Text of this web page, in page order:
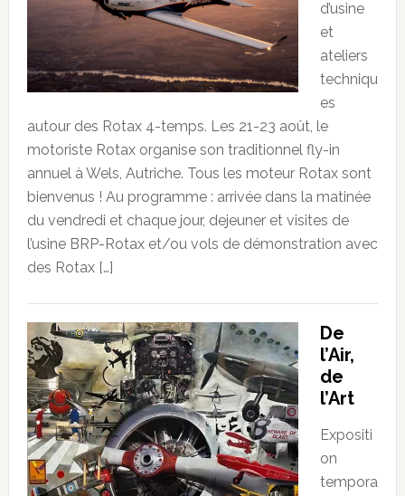
d’usine
et
ateliers
techniqu
es
autour des Rotax 4-temps. Les 21-23 août, le
motoriste Rotax organise son traditionnel fly-in
annuel à Wels, Autriche. Tous les moteur Rotax sont
bienvenus ! Au programme : arrivée dans la matinée
du vendredi et chaque jour, dejeuner et visites de
l’usine BRP-Rotax et/ou vols de démonstration avec
des Rotax […]
De
l’Air,
de
l’Art
Expositi
on
tempora